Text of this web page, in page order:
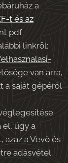
a
t és az
pdf
linkről:
van arra,
a saját gépéről
el, úgy a
azaz a Vevő és
adásvétel.